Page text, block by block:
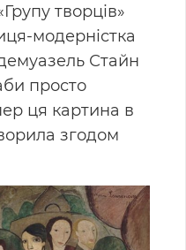
творців»
модерністка
Стайн
просто
ця картина в
згодом